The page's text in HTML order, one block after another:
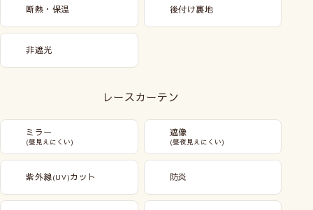
断熱・保温 後付け裏地
非遮光
レースカーテン
ミラー
(昼見えにくい)
遮像
(昼夜見えにくい)
紫外線(UV)カット 防炎